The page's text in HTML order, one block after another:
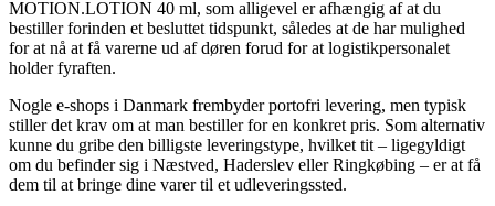
MOTION.LOTION 40 ml, som alligevel er afhængig af at du
bestiller forinden et besluttet tidspunkt, således at de har mulighed
for at nå at få varerne ud af døren forud for at logistikpersonalet
holder fyraften.
Nogle e-shops i Danmark frembyder portofri levering, men typisk
stiller det krav om at man bestiller for en konkret pris. Som alternativ
kunne du gribe den billigste leveringstype, hvilket tit – ligegyldigt
om du befinder sig i Næstved, Haderslev eller Ringkøbing – er at få
dem til at bringe dine varer til et udleveringssted.